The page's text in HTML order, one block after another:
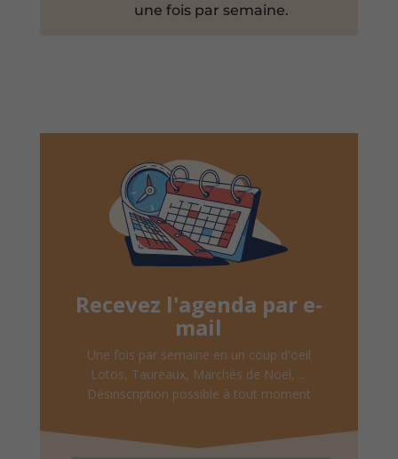
une fois par semaine.
Recevez l'agenda par e-
mail
Une fois par semaine en un coup d'oeil
Lotos, Taureaux, Marchés de Noël, ...
Désinscription possible à tout moment